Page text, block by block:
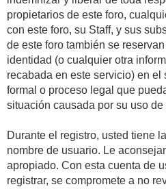
propietarios de este foro,
con este foro, su Staff, y sus
de este foro también se
identidad (o cualquier otra
recabada en este servicio) en el
formal o proceso legal que
situación causada por su uso de
Durante el registro, usted tiene
nombre de usuario. Le
apropiado. Con esta cuenta de
registrar, se compromete a no